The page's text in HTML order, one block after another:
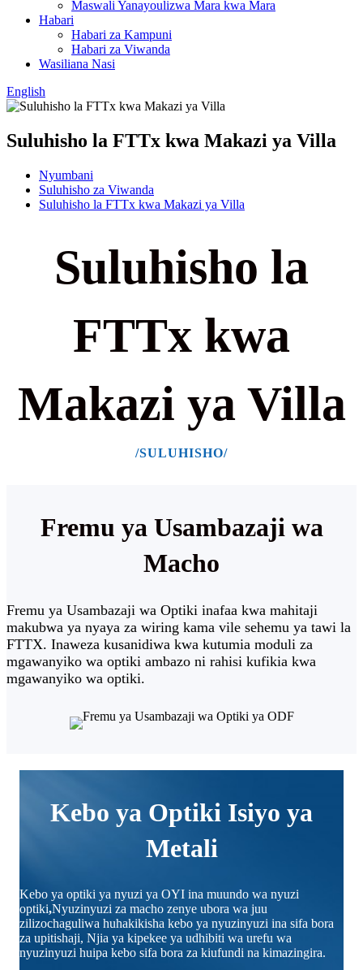
Maswali Yanayoulizwa Mara kwa Mara
Habari
Habari za Kampuni
Habari za Viwanda
Wasiliana Nasi
English
Suluhisho la FTTx kwa Makazi ya Villa
Nyumbani
Suluhisho za Viwanda
Suluhisho la FTTx kwa Makazi ya Villa
Suluhisho la
FTTx kwa
Makazi ya Villa
/SULUHISHO/
Fremu ya Usambazaji wa
Macho
Fremu ya Usambazaji wa Optiki inafaa kwa mahitaji
makubwa ya nyaya za wiring kama vile sehemu ya tawi la
FTTX. Inaweza kusanidiwa kwa kutumia moduli za
mgawanyiko wa optiki ambazo ni rahisi kufikia kwa
mgawanyiko wa optiki.
Kebo ya Optiki Isiyo ya
Metali
Kebo ya optiki ya nyuzi ya OYI ina muundo wa nyuzi
optiki,Nyuzinyuzi za macho zenye ubora wa juu
zilizochaguliwa huhakikisha kebo ya nyuzinyuzi ina sifa bora
za upitishaji, Njia ya kipekee ya udhibiti wa urefu wa
nyuzinyuzi huipa kebo sifa bora za kiufundi na kimazingira.